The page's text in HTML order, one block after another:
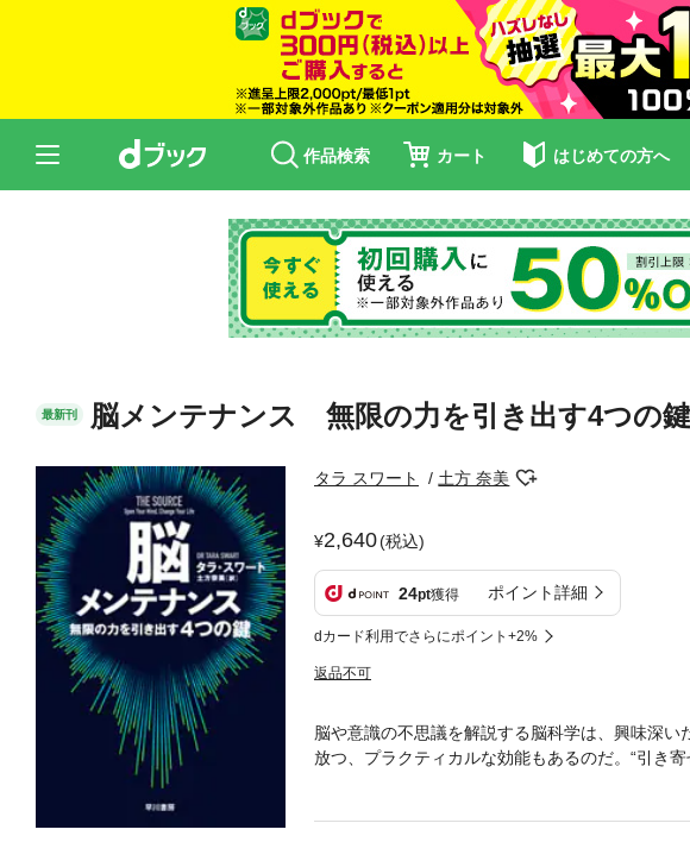
作品検索 カート はじめての方へ
最新刊 脳メンテナンス 無限の力を引き出す4つの鍵
タラ スワート 土方 奈美
2,640(税込)
24pt獲得 ポイント詳細
dカード利用でさらにポイント+2%
返品不可
脳や意識の不思議を解説する脳科学は、興味深
放つ、プラクティカルな効能もあるのだ。“引き
に実践できる”“脳の変わる力＝可塑性を最大限